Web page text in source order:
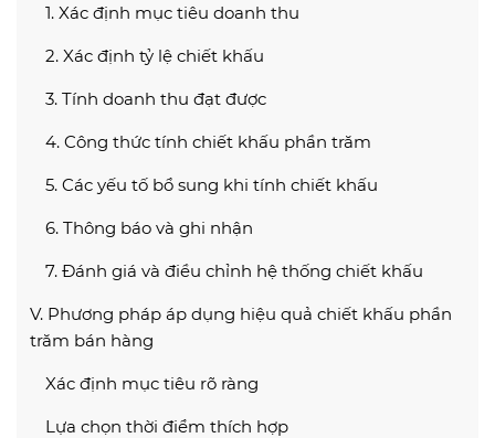
1. Xác định mục tiêu doanh thu
2. Xác định tỷ lệ chiết khấu
3. Tính doanh thu đạt được
4. Công thức tính chiết khấu phần trăm
5. Các yếu tố bổ sung khi tính chiết khấu
6. Thông báo và ghi nhận
7. Đánh giá và điều chỉnh hệ thống chiết khấu
V. Phương pháp áp dụng hiệu quả chiết khấu phần
trăm bán hàng
Xác định mục tiêu rõ ràng
Lựa chọn thời điểm thích hợp